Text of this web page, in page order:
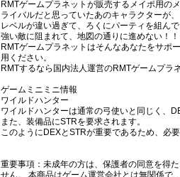
RMTゲームプラネットが販売するメイポ用の
ライバルだと思っていたあのキャラクターが
レベルが違い過ぎて、ろくにパーティを組ん
強い敵に阻まれて、地図の通りに進めない！！
RMTゲームプラネットはそんなあなたをサポ
用ください。
RMTするなら国内法人運営のRMTゲームプラ
ゲームミニミニ情報
ワイルドハンター
ワイルドハンターは通常の弓使いと同じく、
また、装備品にSTRを要求されます。
このようにDEXとSTRが重要であるため、必
重要事項：未成年の方は、保護者の同意を得
せん。 本商品はゲーム運営会社とは無関係で